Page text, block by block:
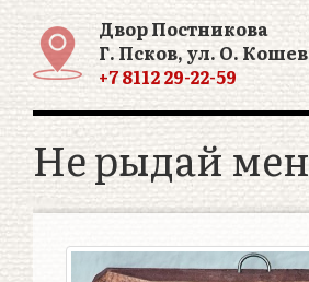
Двор Постникова
Г. Псков, ул. О.
+7 8112 29-22-59
Не рыдай